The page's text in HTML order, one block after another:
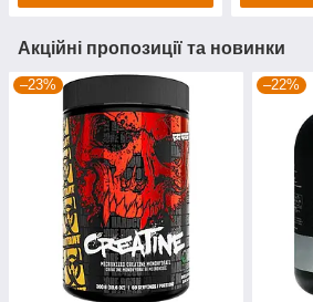
Акційні пропозиції та новинки
–23% –22%